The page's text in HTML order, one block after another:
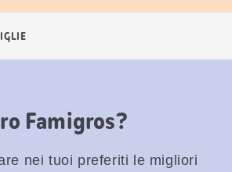
Famigros?
nei tuoi preferiti le migliori